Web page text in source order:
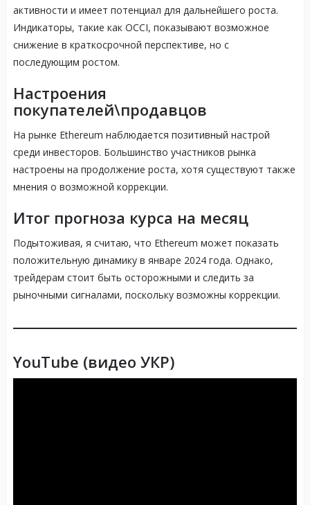
активности и имеет потенциал для дальнейшего роста.
Индикаторы, такие как OCCI, показывают возможное
снижение в краткосрочной перспективе, но с
последующим ростом.
Настроения
покупателей\продавцов
На рынке Ethereum наблюдается позитивный настрой
среди инвесторов. Большинство участников рынка
настроены на продолжение роста, хотя существуют также
мнения о возможной коррекции.
Итог прогноза курса на месяц
Подытоживая, я считаю, что Ethereum может показать
положительную динамику в январе 2024 года. Однако,
трейдерам стоит быть осторожными и следить за
рыночными сигналами, поскольку возможны коррекции.
YouTube (видео УКР)